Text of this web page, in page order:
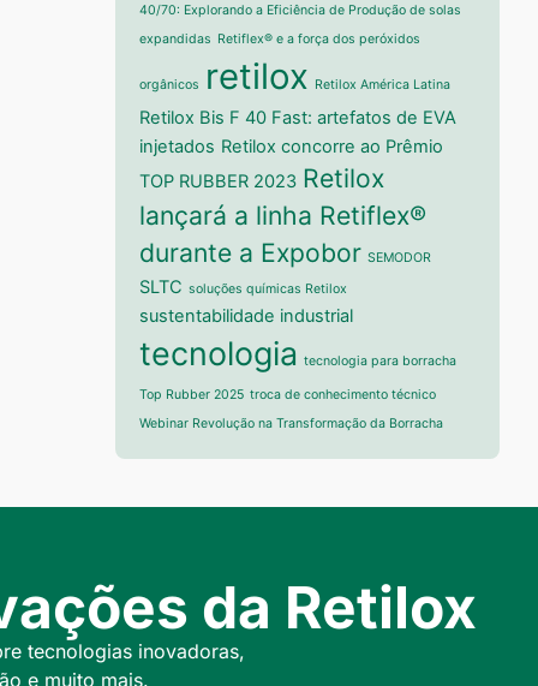
40/70: Explorando a Eficiência de Produção de solas
expandidas Retiflex® e a força dos peróxidos
orgânicos retilox Retilox América Latina
Retilox Bis F 40 Fast: artefatos de EVA
injetados Retilox concorre ao Prêmio
TOP RUBBER 2023 Retilox
lançará a linha Retiflex®
durante a Expobor SEMODOR
SLTC soluções químicas Retilox
sustentabilidade industrial
tecnologia tecnologia para borracha
Top Rubber 2025 troca de conhecimento técnico
Webinar Revolução na Transformação da Borracha
da Retilox
tecnologias inovadoras,
e muito mais.